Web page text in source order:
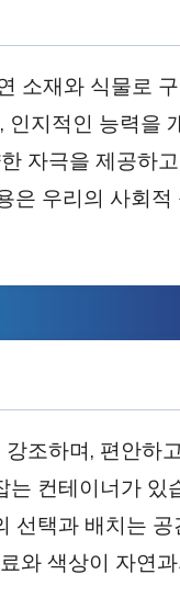
소재와 식물로
지적인 능력을
자극을 제공하
은 우리의 사회적
조하며, 편안하
컨테이너가 있
선택과 배치는
와 색상이 자연